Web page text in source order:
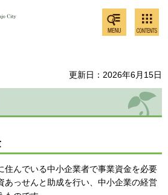
ンツメ
ニュー
共通メ
ニュー
更新日：2026年6月15日
住んでいる中小企業者で事業資金を必要
あっせんと助成を行い、中小企業の経営